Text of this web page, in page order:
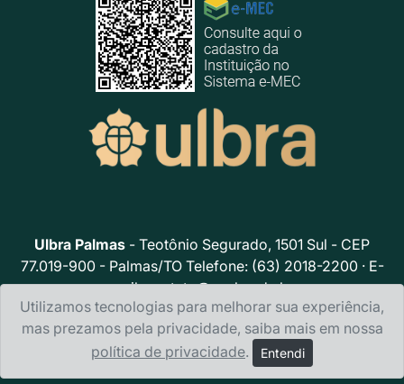
Ulbra Palmas - Teotônio Segurado, 1501 Sul - CEP
77.019-900 - Palmas/TO Telefone: (63) 2018-2200 · E-
mail:contato@ceulp.edu.br
Política de privacidade
Utilizamos tecnologias para melhorar sua experiência,
mas prezamos pela privacidade, saiba mais em nossa
política de privacidade. Entendi